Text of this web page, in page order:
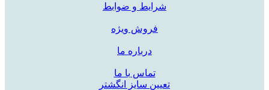
شرایط و ضوابط
فروش ویژه
درباره ما
تماس با ما
تعیین سایز انگشتر